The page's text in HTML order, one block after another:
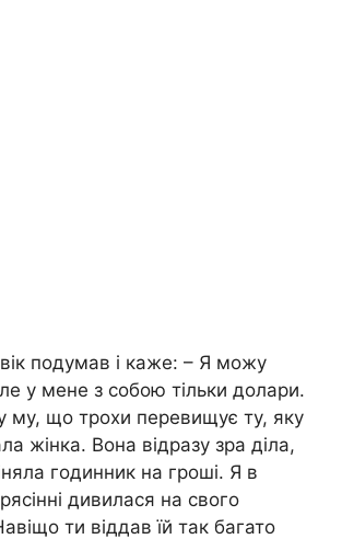
подумав і каже: – Я можу
у мене з собою тільки долари.
му, що трохи перевищує ту, яку
жінка. Вона відразу зра діла,
годинник на гроші. Я в
дивилася на свого
ти віддав їй так багато